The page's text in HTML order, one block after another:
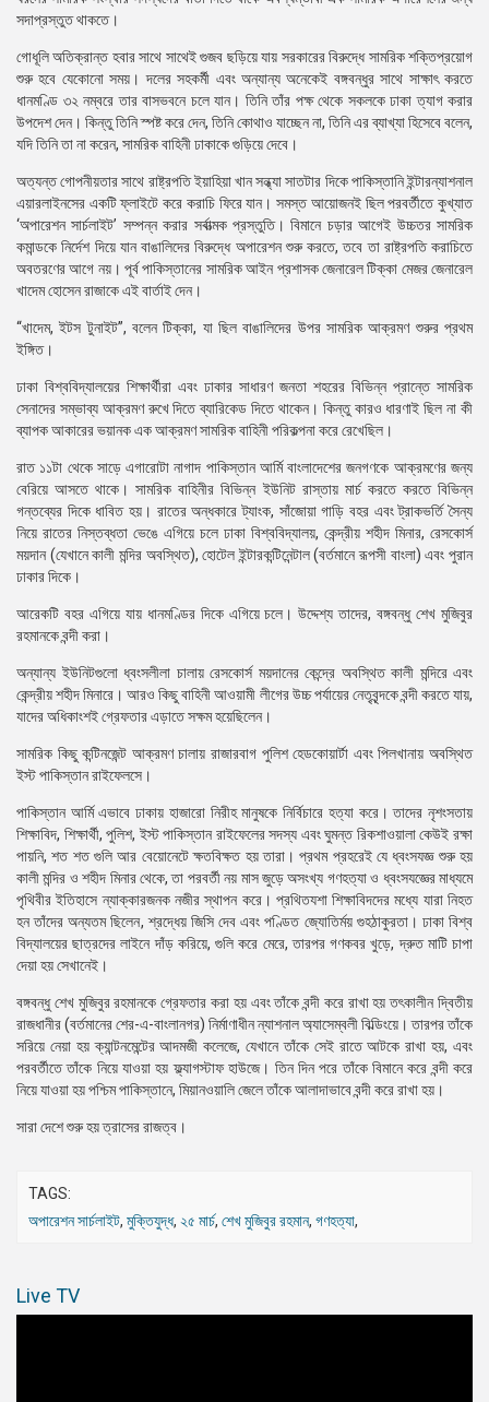
সদাপ্রস্তুত থাকতে।
গোধূলি অতিক্রান্ত হবার সাথে সাথেই গুজব ছড়িয়ে যায় সরকারের বিরুদ্ধে সামরিক শক্তিপ্রয়োগ
শুরু হবে যেকোনো সময়। দলের সহকর্মী এবং অন্যান্য অনেকেই বঙ্গবন্ধুর সাথে সাক্ষাৎ করতে
ধানমণ্ডি ৩২ নম্বরে তার বাসভবনে চলে যান। তিনি তাঁর পক্ষ থেকে সকলকে ঢাকা ত্যাগ করার
উপদেশ দেন। কিন্তু তিনি স্পষ্ট করে দেন, তিনি কোথাও যাচ্ছেন না, তিনি এর ব্যাখ্যা হিসেবে বলেন,
যদি তিনি তা না করেন, সামরিক বাহিনী ঢাকাকে গুড়িয়ে দেবে।
অত্যন্ত গোপনীয়তার সাথে রাষ্ট্রপতি ইয়াহিয়া খান সন্ধ্যা সাতটার দিকে পাকিস্তানি ইন্টারন্যাশনাল
এয়ারলাইনসের একটি ফ্লাইটে করে করাচি ফিরে যান। সমস্ত আয়োজনই ছিল পরবর্তীতে কুখ্যাত
‘অপারেশন সার্চলাইট’ সম্পন্ন করার সর্বাত্মক প্রস্তুতি। বিমানে চড়ার আগেই উচ্চতর সামরিক
কমান্ডকে নির্দেশ দিয়ে যান বাঙালিদের বিরুদ্ধে অপারেশন শুরু করতে, তবে তা রাষ্ট্রপতি করাচিতে
অবতরণের আগে নয়। পূর্ব পাকিস্তানের সামরিক আইন প্রশাসক জেনারেল টিক্কা মেজর জেনারেল
খাদেম হোসেন রাজাকে এই বার্তাই দেন।
“খাদেম, ইটস টুনাইট”, বলেন টিক্কা, যা ছিল বাঙালিদের উপর সামরিক আক্রমণ শুরুর প্রথম
ইঙ্গিত।
ঢাকা বিশ্ববিদ্যালয়ের শিক্ষার্থীরা এবং ঢাকার সাধারণ জনতা শহরের বিভিন্ন প্রান্তে সামরিক
সেনাদের সম্ভাব্য আক্রমণ রুখে দিতে ব্যারিকেড দিতে থাকেন। কিন্তু কারও ধারণাই ছিল না কী
ব্যাপক আকারের ভয়ানক এক আক্রমণ সামরিক বাহিনী পরিকল্পনা করে রেখেছিল।
রাত ১১টা থেকে সাড়ে এগারোটা নাগাদ পাকিস্তান আর্মি বাংলাদেশের জনগণকে আক্রমণের জন্য
বেরিয়ে আসতে থাকে। সামরিক বাহিনীর বিভিন্ন ইউনিট রাস্তায় মার্চ করতে করতে বিভিন্ন
গন্তব্যের দিকে ধাবিত হয়। রাতের অন্ধকারে ট্যাংক, সাঁজোয়া গাড়ি বহর এবং ট্রাকভর্তি সৈন্য
নিয়ে রাতের নিস্তব্ধতা ভেঙে এগিয়ে চলে ঢাকা বিশ্ববিদ্যালয়, কেন্দ্রীয় শহীদ মিনার, রেসকোর্স
ময়দান (যেখানে কালী মন্দির অবস্থিত), হোটেল ইন্টারকন্টিনেন্টাল (বর্তমানে রূপসী বাংলা) এবং পুরান
ঢাকার দিকে।
আরেকটি বহর এগিয়ে যায় ধানমণ্ডির দিকে এগিয়ে চলে। উদ্দেশ্য তাদের, বঙ্গবন্ধু শেখ মুজিবুর
রহমানকে বন্দী করা।
অন্যান্য ইউনিটগুলো ধ্বংসলীলা চালায় রেসকোর্স ময়দানের কেন্দ্রে অবস্থিত কালী মন্দিরে এবং
কেন্দ্রীয় শহীদ মিনারে। আরও কিছু বাহিনী আওয়ামী লীগের উচ্চ পর্যায়ের নেতৃবৃন্দকে বন্দী করতে যায়,
যাদের অধিকাংশই গ্রেফতার এড়াতে সক্ষম হয়েছিলেন।
সামরিক কিছু কন্টিনজেন্ট আক্রমণ চালায় রাজারবাগ পুলিশ হেডকোয়ার্টা এবং পিলখানায় অবস্থিত
ইস্ট পাকিস্তান রাইফেলসে।
পাকিস্তান আর্মি এভাবে ঢাকায় হাজারো নিরীহ মানুষকে নির্বিচারে হত্যা করে। তাদের নৃশংসতায়
শিক্ষাবিদ, শিক্ষার্থী, পুলিশ, ইস্ট পাকিস্তান রাইফেলের সদস্য এবং ঘুমন্ত রিকশাওয়ালা কেউই রক্ষা
পায়নি, শত শত গুলি আর বেয়োনেটে ক্ষতবিক্ষত হয় তারা। প্রথম প্রহরেই যে ধ্বংসযজ্ঞ শুরু হয়
কালী মন্দির ও শহীদ মিনার থেকে, তা পরবর্তী নয় মাস জুড়ে অসংখ্য গণহত্যা ও ধ্বংসযজ্ঞের মাধ্যমে
পৃথিবীর ইতিহাসে ন্যাক্কারজনক নজীর স্থাপন করে। প্রথিতযশা শিক্ষাবিদদের মধ্যে যারা নিহত
হন তাঁদের অন্যতম ছিলেন, শ্রদ্ধেয় জিসি দেব এবং পণ্ডিত জ্যোতির্ময় গুহঠাকুরতা। ঢাকা বিশ্ব
বিদ্যালয়ের ছাত্রদের লাইনে দাঁড় করিয়ে, গুলি করে মেরে, তারপর গণকবর খুড়ে, দ্রুত মাটি চাপা
দেয়া হয় সেখানেই।
বঙ্গবন্ধু শেখ মুজিবুর রহমানকে গ্রেফতার করা হয় এবং তাঁকে বন্দী করে রাখা হয় তৎকালীন দ্বিতীয়
রাজধানীর (বর্তমানের শের-এ-বাংলানগর) নির্মাণাধীন ন্যাশনাল অ্যাসেম্বলী বিল্ডিংয়ে। তারপর তাঁকে
সরিয়ে নেয়া হয় ক্যান্টনমেন্টের আদমজী কলেজে, যেখানে তাঁকে সেই রাতে আটকে রাখা হয়, এবং
পরবর্তীতে তাঁকে নিয়ে যাওয়া হয় ফ্ল্যাগস্টাফ হাউজে। তিন দিন পরে তাঁকে বিমানে করে বন্দী করে
নিয়ে যাওয়া হয় পশ্চিম পাকিস্তানে, মিয়ানওয়ালি জেলে তাঁকে আলাদাভাবে বন্দী করে রাখা হয়।
সারা দেশে শুরু হয় ত্রাসের রাজত্ব।
TAGS:
অপারেশন সার্চলাইট, মুক্তিযুদ্ধ, ২৫ মার্চ, শেখ মুজিবুর রহমান, গণহত্যা,
Live TV